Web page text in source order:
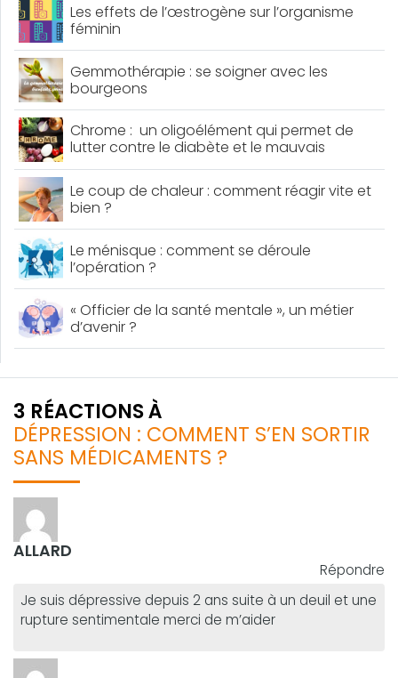
Les effets de l’œstrogène sur l’organisme
féminin
Gemmothérapie : se soigner avec les
bourgeons
Chrome : un oligoélément qui permet de
lutter contre le diabète et le mauvais
cholestérol
Le coup de chaleur : comment réagir vite et
bien ?
Le ménisque : comment se déroule
l’opération ?
« Officier de la santé mentale », un métier
d’avenir ?
3 RÉACTIONS À
DÉPRESSION : COMMENT S’EN SORTIR
SANS MÉDICAMENTS ?
ALLARD
Répondre
Je suis dépressive depuis 2 ans suite à un deuil et une
rupture sentimentale merci de m’aider